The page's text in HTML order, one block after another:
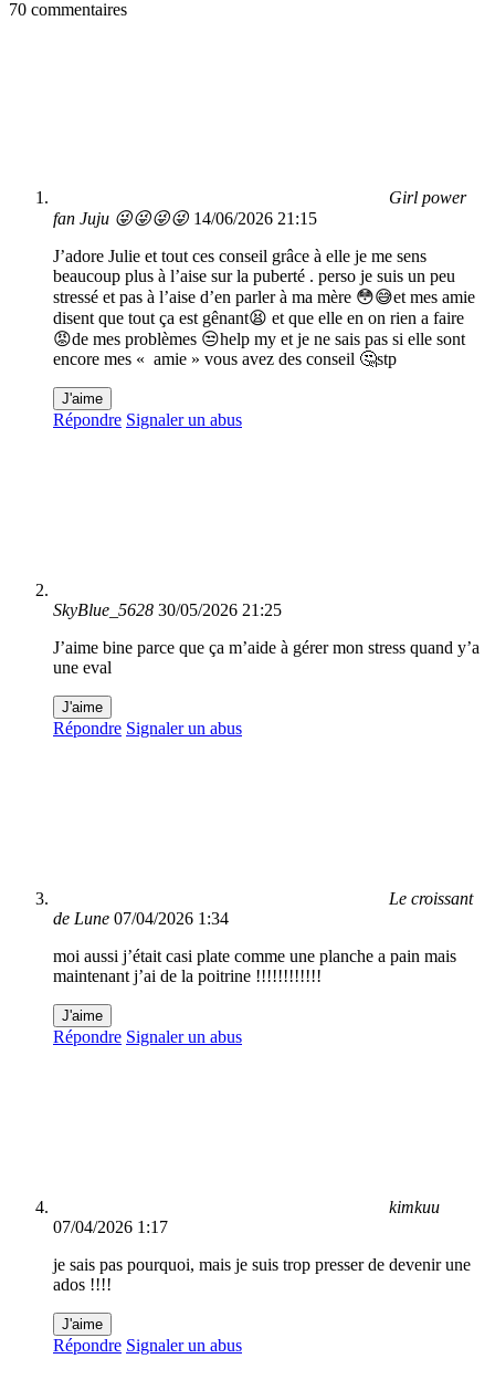
70 commentaires
Girl power
fan Juju 😜😜😜😜 14/06/2026 21:15
J’adore Julie et tout ces conseil grâce à elle je me sens
beaucoup plus à l’aise sur la puberté . perso je suis un peu
stressé et pas à l’aise d’en parler à ma mère 😳😅et mes amie
disent que tout ça est gênant😫 et que elle en on rien a faire
😡de mes problèmes 😒help my et je ne sais pas si elle sont
encore mes « amie » vous avez des conseil 🤔stp
J'aime
Répondre Signaler un abus
SkyBlue_5628 30/05/2026 21:25
J’aime bine parce que ça m’aide à gérer mon stress quand y’a
une eval
J'aime
Répondre Signaler un abus
Le croissant
de Lune 07/04/2026 1:34
moi aussi j’était casi plate comme une planche a pain mais
maintenant j’ai de la poitrine !!!!!!!!!!!!
J'aime
Répondre Signaler un abus
kimkuu
07/04/2026 1:17
je sais pas pourquoi, mais je suis trop presser de devenir une
ados !!!!
J'aime
Répondre Signaler un abus